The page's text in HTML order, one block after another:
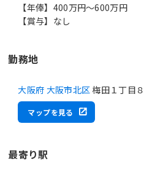
【年俸】400万円～600万円
【賞与】なし
勤務地
大阪府 大阪市北区 梅田１丁目
マップを見る
最寄り駅